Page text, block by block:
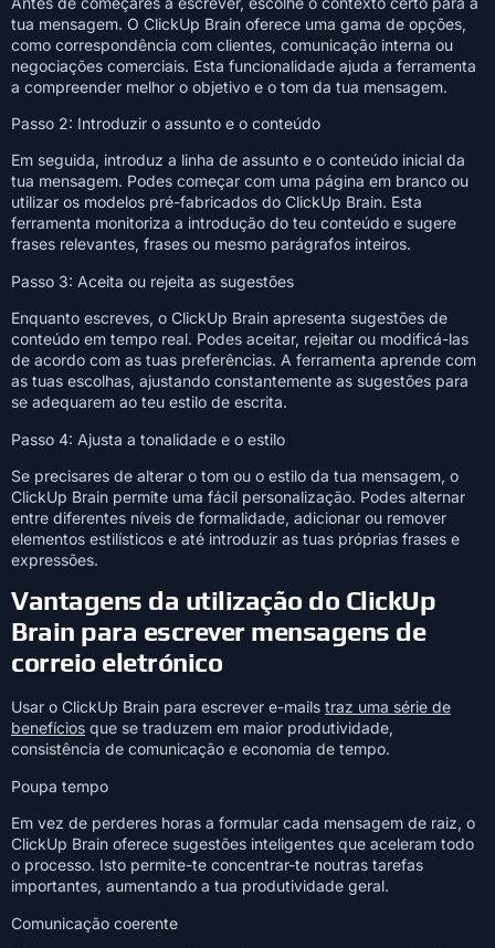
tua mensagem. O ClickUp Brain oferece uma gama de opções,
como correspondência com clientes, comunicação interna ou
negociações comerciais. Esta funcionalidade ajuda a ferramenta
a compreender melhor o objetivo e o tom da tua mensagem.
Passo 2: Introduzir o assunto e o conteúdo
Em seguida, introduz a linha de assunto e o conteúdo inicial da
tua mensagem. Podes começar com uma página em branco ou
utilizar os modelos pré-fabricados do ClickUp Brain. Esta
ferramenta monitoriza a introdução do teu conteúdo e sugere
frases relevantes, frases ou mesmo parágrafos inteiros.
Passo 3: Aceita ou rejeita as sugestões
Enquanto escreves, o ClickUp Brain apresenta sugestões de
conteúdo em tempo real. Podes aceitar, rejeitar ou modificá-las
de acordo com as tuas preferências. A ferramenta aprende com
as tuas escolhas, ajustando constantemente as sugestões para
se adequarem ao teu estilo de escrita.
Passo 4: Ajusta a tonalidade e o estilo
Se precisares de alterar o tom ou o estilo da tua mensagem, o
ClickUp Brain permite uma fácil personalização. Podes alternar
entre diferentes níveis de formalidade, adicionar ou remover
elementos estilísticos e até introduzir as tuas próprias frases e
expressões.
Vantagens da utilização do ClickUp
Brain para escrever mensagens de
correio eletrónico
Usar o ClickUp Brain para escrever e-mails traz uma série de
benefícios que se traduzem em maior produtividade,
consistência de comunicação e economia de tempo.
Poupa tempo
Em vez de perderes horas a formular cada mensagem de raiz, o
ClickUp Brain oferece sugestões inteligentes que aceleram todo
o processo. Isto permite-te concentrar-te noutras tarefas
importantes, aumentando a tua produtividade geral.
Comunicação coerente